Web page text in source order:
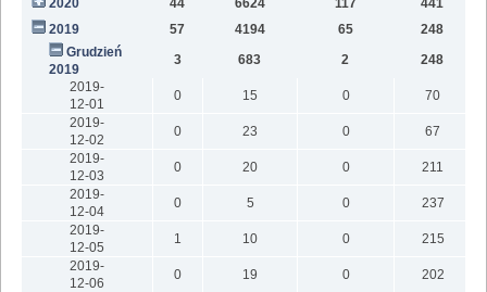
2019
57 4194 65 248
Grudzień
2019
3 683 2 248
2019-
12-01
0 15 0
70
2019-
12-02
0 23 0
67
2019-
12-03
0 20 0
211
2019-
12-04
0 5 0
237
2019-
12-05
1 10 0
215
2019-
12-06
0 19 0
202